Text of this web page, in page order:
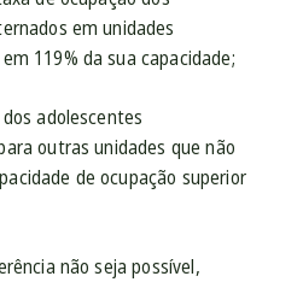
em unidades
119% da sua capacidade;
adolescentes
outras unidades que não
de ocupação superior
não seja possível,